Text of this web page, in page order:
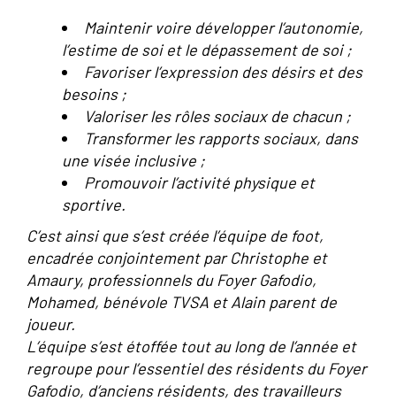
Maintenir voire développer l’autonomie,
l’estime de soi et le dépassement de soi ;
Favoriser l’expression des désirs et des
besoins ;
Valoriser les rôles sociaux de chacun ;
Transformer les rapports sociaux, dans
une visée inclusive ;
Promouvoir l’activité physique et
sportive.
C’est ainsi que s’est créée l’équipe de foot,
encadrée conjointement par Christophe et
Amaury, professionnels du Foyer Gafodio,
Mohamed, bénévole TVSA et Alain parent de
joueur.
L’équipe s’est étoffée tout au long de l’année et
regroupe pour l’essentiel des résidents du Foyer
Gafodio, d’anciens résidents, des travailleurs